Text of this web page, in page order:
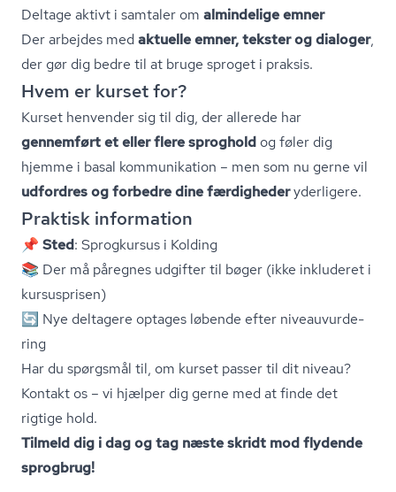
Deltage aktivt i samtaler om almindelige emner
Der arbejdes med aktuelle emner, tekster og dialoger,
der gør dig bedre til at bruge sproget i praksis.
Hvem er kurset for?
Kurset henvender sig til dig, der allerede har
gennemført et eller flere sproghold og føler dig
hjemme i basal kommunikation – men som nu gerne vil
udfordres og forbedre dine færdighederyderligere.
Praktisk information
📌 Sted: Sprogkursus i Kolding
📚 Der må påregnes udgifter til bøger (ikke inkluderet i
kursusprisen)
🔄 Nye deltagere optages løbende efter ni­vea­u­vur­de­
ring
Har du spørgsmål til, om kurset passer til dit niveau?
Kontakt os – vi hjælper dig gerne med at finde det
rigtige hold.
Tilmeld dig i dag og tag næste skridt mod flydende
sprogbrug!